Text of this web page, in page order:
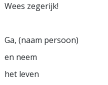
Wees zegerijk!
Ga, (naam persoon)
en neem
het leven